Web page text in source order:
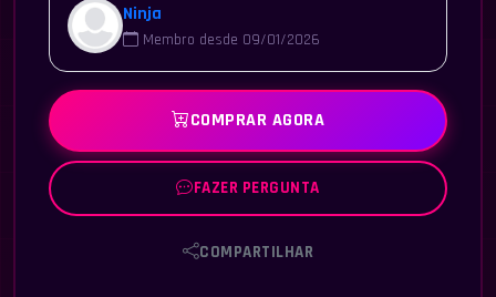
Ninja
Membro desde 09/01/2026
COMPRAR AGORA
FAZER PERGUNTA
COMPARTILHAR